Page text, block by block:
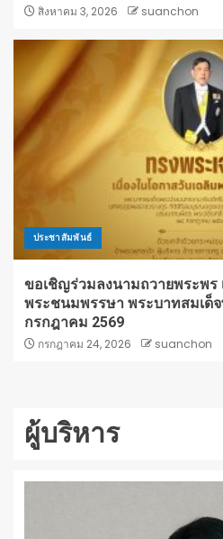
สิงหาคม 3, 2026 suanchon
ประชาสัมพันธ์
ขอเชิญร่วมลงนามถวายพระพร
พระชนมพรรษา พระบาทสมเด็จ
กรกฎาคม 2569
กรกฎาคม 24, 2026 suanchon
ผู้บริหาร